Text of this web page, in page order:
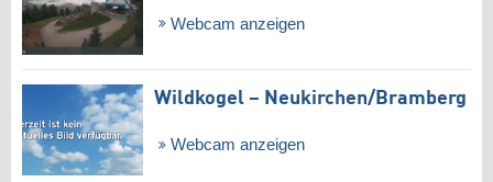
Webcam anzeigen
Wildkogel – Neukirchen/​Bramberg
Webcam anzeigen